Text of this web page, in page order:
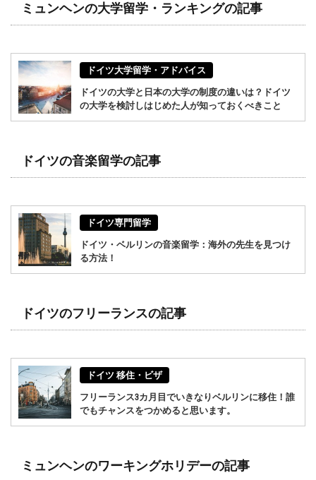
ミュンヘンの大学留学・ランキングの記事
ドイツ大学留学・アドバイス
ドイツの大学と日本の大学の制度の違いは？ドイツ
の大学を検討しはじめた人が知っておくべきこと
ドイツの音楽留学の記事
ドイツ専門留学
ドイツ・ベルリンの音楽留学：海外の先生を見つけ
る方法！
ドイツのフリーランスの記事
ドイツ 移住・ビザ
フリーランス3カ月目でいきなりベルリンに移住！誰
でもチャンスをつかめると思います。
ミュンヘンのワーキングホリデーの記事